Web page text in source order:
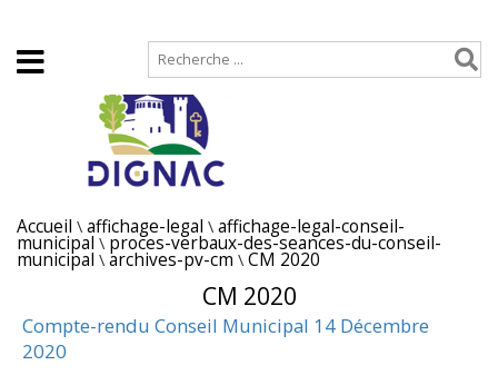
Accueil \ affichage-legal \ affichage-legal-conseil-
municipal \ proces-verbaux-des-seances-du-conseil-
municipal \ archives-pv-cm \ CM 2020
CM 2020
Compte-rendu Conseil Municipal 14 Décembre
2020